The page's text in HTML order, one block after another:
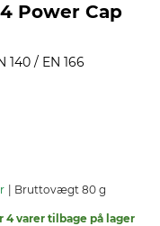
Power Cap
/ EN 166
Bruttovægt 80 g
4 varer tilbage på lager